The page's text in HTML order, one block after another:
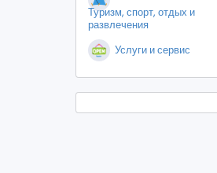
Туризм, спорт, отдых и
развлечения
Услуги и сервис